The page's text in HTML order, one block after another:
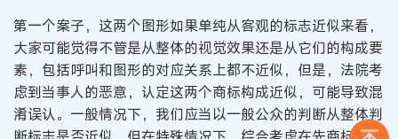
第一个案子，这两个图形如果单纯从客观的标志近似来看，
大家可能觉得不管是从整体的视觉效果还是从它们的构成要
素，包括呼叫和图形的对应关系上都不近似，但是，法院考
虑到当事人的恶意，认定这两个商标构成近似，可能导致混
淆误认。一般情况下，我们应当以一般公众的判断从整体判